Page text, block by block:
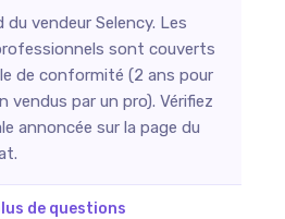
vendeur Selency. Les
sont couverts
de conformité (2 ans pour
vendus par un pro). Vérifiez
annoncée sur la page du
de questions